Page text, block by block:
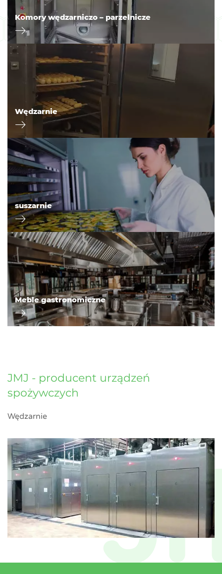
Komory wędzarniczo – parzelnicze
Wędzarnie
suszarnie
Meble gastronomiczne
JMJ - producent urządzeń
spożywczych
Wędzarnie